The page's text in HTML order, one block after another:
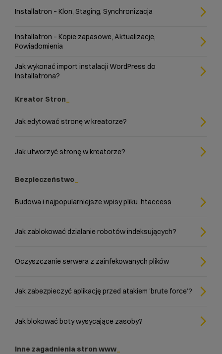
Installatron – Klon, Staging, Synchronizacja
Installatron – Kopie zapasowe, Aktualizacje,
Powiadomienia
Jak wykonać import instalacji WordPress do
Installatrona?
Kreator Stron
Jak edytować stronę w kreatorze?
Jak utworzyć stronę w kreatorze?
Bezpieczeństwo
Budowa i najpopularniejsze wpisy pliku .htaccess
Jak zablokować działanie robotów indeksujących?
Oczyszczanie serwera z zainfekowanych plików
Jak zabezpieczyć aplikację przed atakiem 'brute force’?
Jak blokować boty wysycające zasoby?
Inne zagadnienia stron www